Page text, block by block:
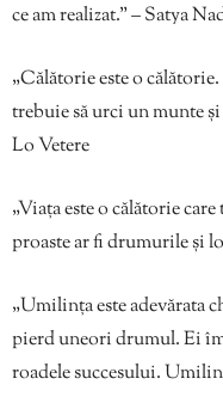
ce am realizat.” – Satya
„Călătorie este o
trebuie să urci un munte
Lo Vetere
„Viața este o călătorie
proaste ar fi drumurile și
„Umilința este adevărata
pierd uneori drumul. Ei
roadele succesului.